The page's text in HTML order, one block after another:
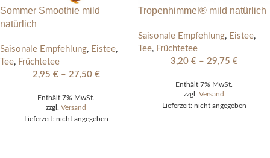
Sommer Smoothie mild
natürlich
Saisonale Empfehlung, Eistee,
Tee, Früchtetee
2,95 € – 27,50 €
Enthält 7% MwSt.
zzgl. Versand
Lieferzeit: nicht angegeben
Tropenhimmel® mild natürlich
Saisonale Empfehlung, Eistee,
Tee, Früchtetee
3,20 € – 29,75 €
Enthält 7% MwSt.
zzgl. Versand
Lieferzeit: nicht angegeben